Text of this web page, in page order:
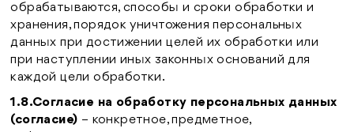
обрабатываются, способы и сроки обработки и
хранения, порядок уничтожения персональных
данных при достижении целей их обработки или
при наступлении иных законных оснований для
каждой цели обработки.
1.8.Согласие на обработку персональных данных
(согласие) – конкретное, предметное,